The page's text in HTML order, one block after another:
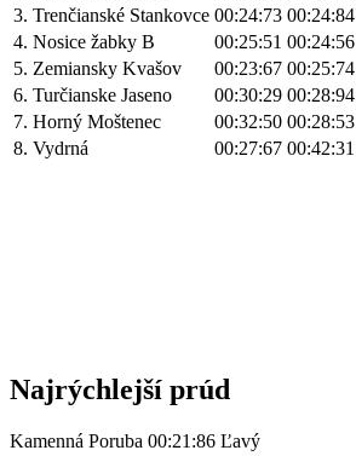
3. Trenčianské Stankovce 00:24:73 00:24:84
4. Nosice žabky B 00:25:51 00:24:56
5. Zemiansky Kvašov 00:23:67 00:25:74
6. Turčianske Jaseno 00:30:29 00:28:94
7. Horný Moštenec 00:32:50 00:28:53
8. Vydrná 00:27:67 00:42:31
Najrýchlejší prúd
Kamenná Poruba 00:21:86 Ľavý